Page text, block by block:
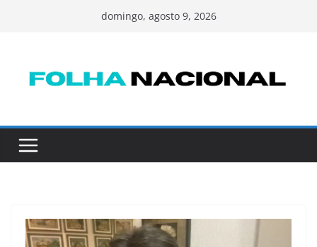
conteúdo
domingo, agosto 9, 2026